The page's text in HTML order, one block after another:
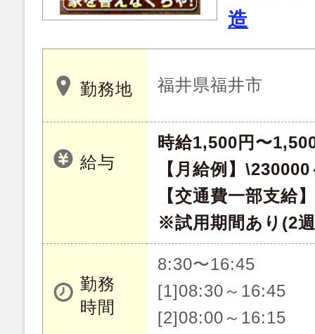
造
勤務地 福井県福井市
給与
時給1,500円〜
【月給例】
【交通費一部支給
※試用期間あり(2
勤務
時間
8:30〜16:45
[1]08:30～16:45
[2]08:00～16:15